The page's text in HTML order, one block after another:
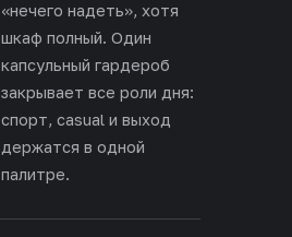
«нечего надеть», хотя
шкаф полный. Один
капсульный гардероб
закрывает все роли дня:
спорт, casual и выход
держатся в одной
палитре.